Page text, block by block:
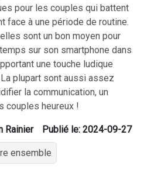
pour les couples qui battent
face à une période de routine.
sont un bon moyen pour
sur son smartphone dans
une touche ludique
plupart sont aussi assez
la communication, un
couples heureux !
Rainier Publié le: 2024-09-27
ensemble